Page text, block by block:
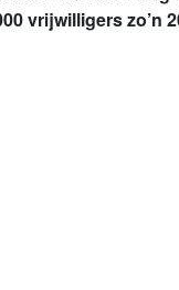
vrijwilligers zo’n